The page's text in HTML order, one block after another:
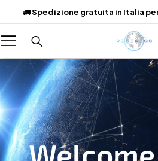
🚛 Spedizione gratuita in Italia